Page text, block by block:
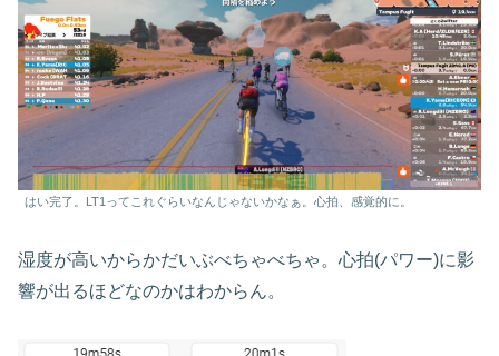
はい完了。LT1ってこれぐらいなんじゃないかなぁ。心拍、感覚的に。
湿度が高いからかだいぶべちゃべちゃ。心拍(パワー)に影
響が出るほどなのかはわからん。